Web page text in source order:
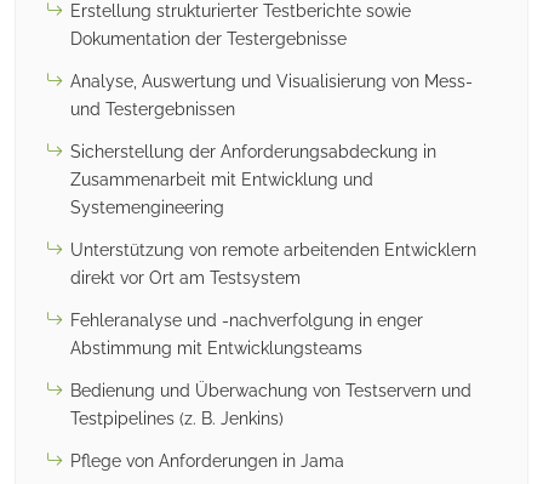
Erstellung strukturierter Testberichte sowie
Dokumentation der Testergebnisse
Analyse, Auswertung und Visualisierung von Mess-
und Testergebnissen
Sicherstellung der Anforderungsabdeckung in
Zusammenarbeit mit Entwicklung und
Systemengineering
Unterstützung von remote arbeitenden Entwicklern
direkt vor Ort am Testsystem
Fehleranalyse und -nachverfolgung in enger
Abstimmung mit Entwicklungsteams
Bedienung und Überwachung von Testservern und
Testpipelines (z. B. Jenkins)
Pflege von Anforderungen in Jama